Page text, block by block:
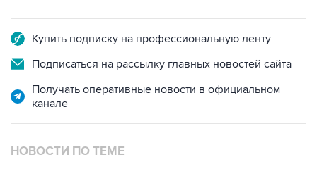
Купить подписку на профессиональную ленту
Подписаться на рассылку главных новостей сайта
Получать оперативные новости в официальном
канале
НОВОСТИ ПО ТЕМЕ